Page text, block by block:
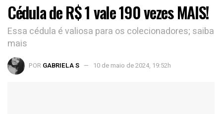
Cédula de R$ 1 vale 190 vezes MAIS!
Essa cédula é valiosa para os colecionadores; saiba
mais
POR GABRIELA S 10 de maio de 2024, 19:52h